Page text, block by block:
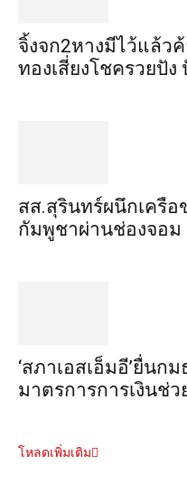
จิ้งจก​2​หาง​มีไว้แล้ว​
ทอง​เสี่ยงโชค​รวยปัง​
สส.สุรินทร์ผนึกเครือ
กัมพูชาผ่านช่องจอม
‘สภาเอสเอ็มอี’ยื่นก
มาตรการการเงินช่วย
โหลดเพิ่มเติม